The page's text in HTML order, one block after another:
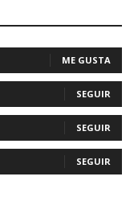
ME GUSTA
SEGUIR
SEGUIR
SEGUIR